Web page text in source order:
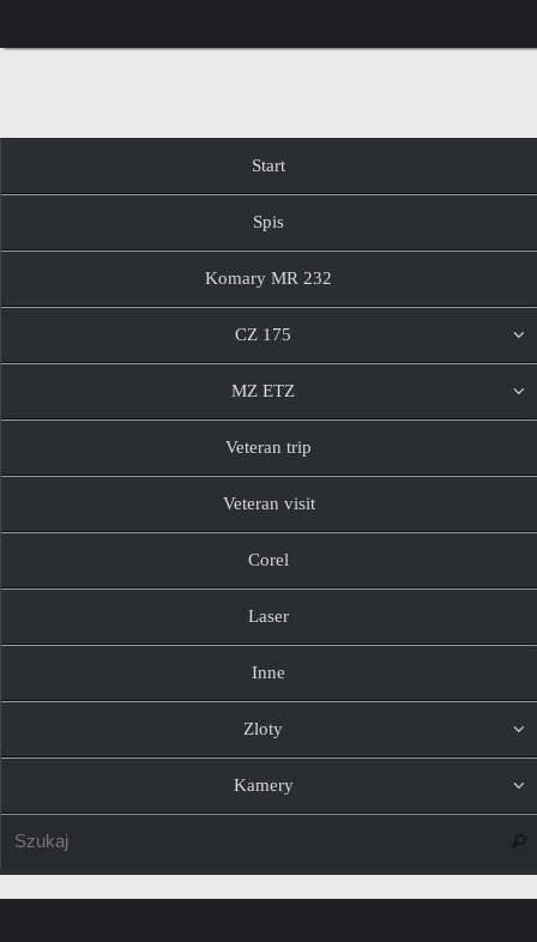
do
treści
Start
Spis
Komary MR 232
CZ 175
MZ ETZ
Veteran trip
Veteran visit
Corel
Laser
Inne
Zloty
Kamery